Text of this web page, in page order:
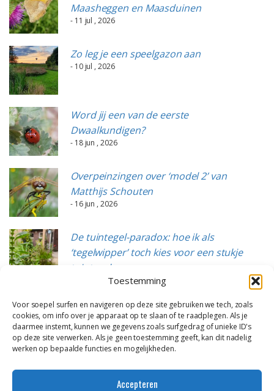
Toestemming
Voor soepel surfen en navigeren op deze site gebruiken we tech, zoals
cookies, om info over je apparaat op te slaan of te raadplegen. Als je
daarmee instemt, kunnen we gegevens zoals surfgedrag of unieke ID's
op deze site verwerken. Als je geen toestemming geeft, kan dit nadelig
werken op bepaalde functies en mogelijkheden.
Accepteren
Maasheggen en Maasduinen
- 11 jul , 2026
Zo leg je een speelgazon aan
- 10 jul , 2026
Word jij een van de eerste
Dwaalkundigen?
- 18 jun , 2026
Overpeinzingen over ‘model 2’ van
Matthijs Schouten
- 16 jun , 2026
De tuintegel-paradox: hoe ik als
‘tegelwipper’ toch kies voor een stukje
tuintegels
- 15 jun , 2026